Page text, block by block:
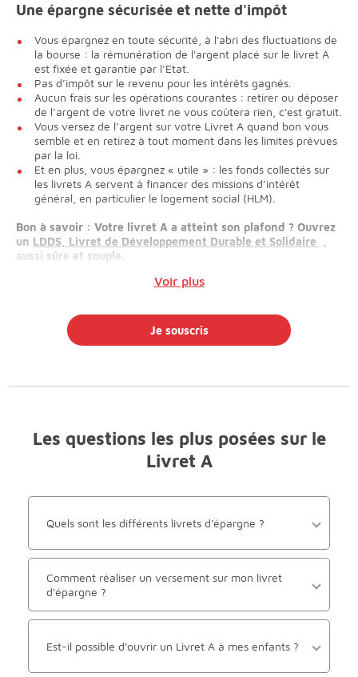
Une épargne sécurisée et nette d'impôt
Vous épargnez en toute sécurité, à l'abri des fluctuations de
la bourse : la rémunération de l'argent placé sur le livret A
est fixée et garantie par l’Etat.
Pas d’impôt sur le revenu pour les intérêts gagnés.
Aucun frais sur les opérations courantes : retirer ou déposer
de l’argent de votre livret ne vous coûtera rien, c'est gratuit.
Vous versez de l’argent sur votre Livret A quand bon vous
semble et en retirez à tout moment dans les limites prévues
par la loi.
Et en plus, vous épargnez « utile » : les fonds collectés sur
les livrets A servent à financer des missions d’intérêt
général, en particulier le logement social (HLM).
Bon à savoir : Votre livret A a atteint son plafond ? Ouvrez
un LDDS, Livret de Développement Durable et Solidaire
aussi sûre et souple.
Voir plus
Je souscris
Les questions les plus posées sur le
Livret A
Quels sont les différents livrets d'épargne ?
Comment réaliser un versement sur mon livret
d'épargne ?
Est-il possible d'ouvrir un Livret A à mes enfants ?